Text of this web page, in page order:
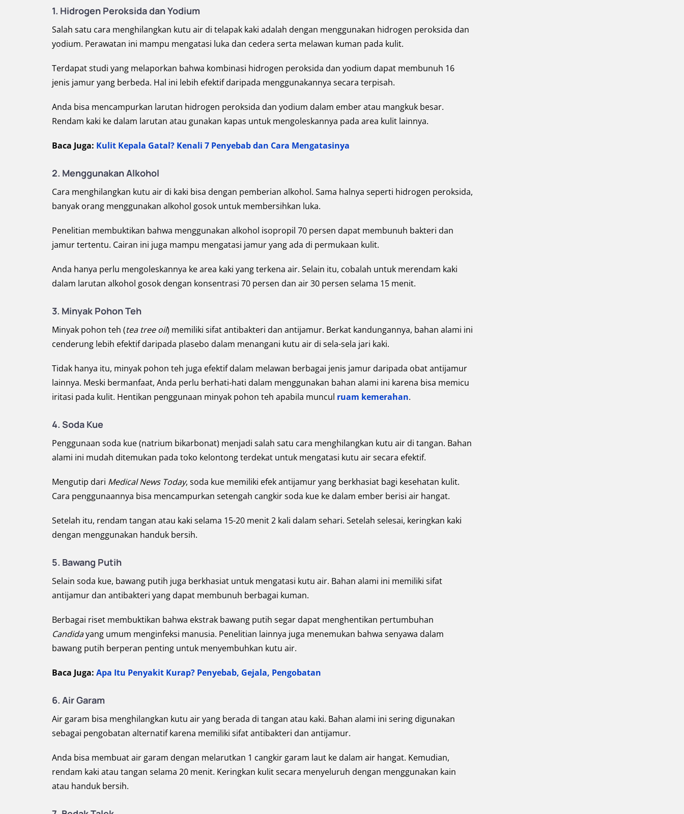
1. Hidrogen Peroksida dan Yodium
Salah satu cara menghilangkan kutu air di telapak kaki adalah dengan menggunakan hidrogen peroksida dan
yodium. Perawatan ini mampu mengatasi luka dan cedera serta melawan kuman pada kulit.
Terdapat studi yang melaporkan bahwa kombinasi hidrogen peroksida dan yodium dapat membunuh 16
jenis jamur yang berbeda. Hal ini lebih efektif daripada menggunakannya secara terpisah.
Anda bisa mencampurkan larutan hidrogen peroksida dan yodium dalam ember atau mangkuk besar.
Rendam kaki ke dalam larutan atau gunakan kapas untuk mengoleskannya pada area kulit lainnya.
Baca Juga: Kulit Kepala Gatal? Kenali 7 Penyebab dan Cara Mengatasinya
2. Menggunakan Alkohol
Cara menghilangkan kutu air di kaki bisa dengan pemberian alkohol. Sama halnya seperti hidrogen peroksida,
banyak orang menggunakan alkohol gosok untuk membersihkan luka.
Penelitian membuktikan bahwa menggunakan alkohol isopropil 70 persen dapat membunuh bakteri dan
jamur tertentu. Cairan ini juga mampu mengatasi jamur yang ada di permukaan kulit.
Anda hanya perlu mengoleskannya ke area kaki yang terkena air. Selain itu, cobalah untuk merendam kaki
dalam larutan alkohol gosok dengan konsentrasi 70 persen dan air 30 persen selama 15 menit.
3. Minyak Pohon Teh
Minyak pohon teh (tea tree oil) memiliki sifat antibakteri dan antijamur. Berkat kandungannya, bahan alami ini
cenderung lebih efektif daripada plasebo dalam menangani kutu air di sela-sela jari kaki.
Tidak hanya itu, minyak pohon teh juga efektif dalam melawan berbagai jenis jamur daripada obat antijamur
lainnya. Meski bermanfaat, Anda perlu berhati-hati dalam menggunakan bahan alami ini karena bisa memicu
iritasi pada kulit. Hentikan penggunaan minyak pohon teh apabila muncul ruam kemerahan.
4. Soda Kue
Penggunaan soda kue (natrium bikarbonat) menjadi salah satu cara menghilangkan kutu air di tangan. Bahan
alami ini mudah ditemukan pada toko kelontong terdekat untuk mengatasi kutu air secara efektif.
Mengutip dari Medical News Today, soda kue memiliki efek antijamur yang berkhasiat bagi kesehatan kulit.
Cara penggunaannya bisa mencampurkan setengah cangkir soda kue ke dalam ember berisi air hangat.
Setelah itu, rendam tangan atau kaki selama 15-20 menit 2 kali dalam sehari. Setelah selesai, keringkan kaki
dengan menggunakan handuk bersih.
5. Bawang Putih
Selain soda kue, bawang putih juga berkhasiat untuk mengatasi kutu air. Bahan alami ini memiliki sifat
antijamur dan antibakteri yang dapat membunuh berbagai kuman.
Berbagai riset membuktikan bahwa ekstrak bawang putih segar dapat menghentikan pertumbuhan
Candidayang umum menginfeksi manusia. Penelitian lainnya juga menemukan bahwa senyawa dalam
bawang putih berperan penting untuk menyembuhkan kutu air.
Baca Juga: Apa Itu Penyakit Kurap? Penyebab, Gejala, Pengobatan
6. Air Garam
Air garam bisa menghilangkan kutu air yang berada di tangan atau kaki. Bahan alami ini sering digunakan
sebagai pengobatan alternatif karena memiliki sifat antibakteri dan antijamur.
Anda bisa membuat air garam dengan melarutkan 1 cangkir garam laut ke dalam air hangat. Kemudian,
rendam kaki atau tangan selama 20 menit. Keringkan kulit secara menyeluruh dengan menggunakan kain
atau handuk bersih.